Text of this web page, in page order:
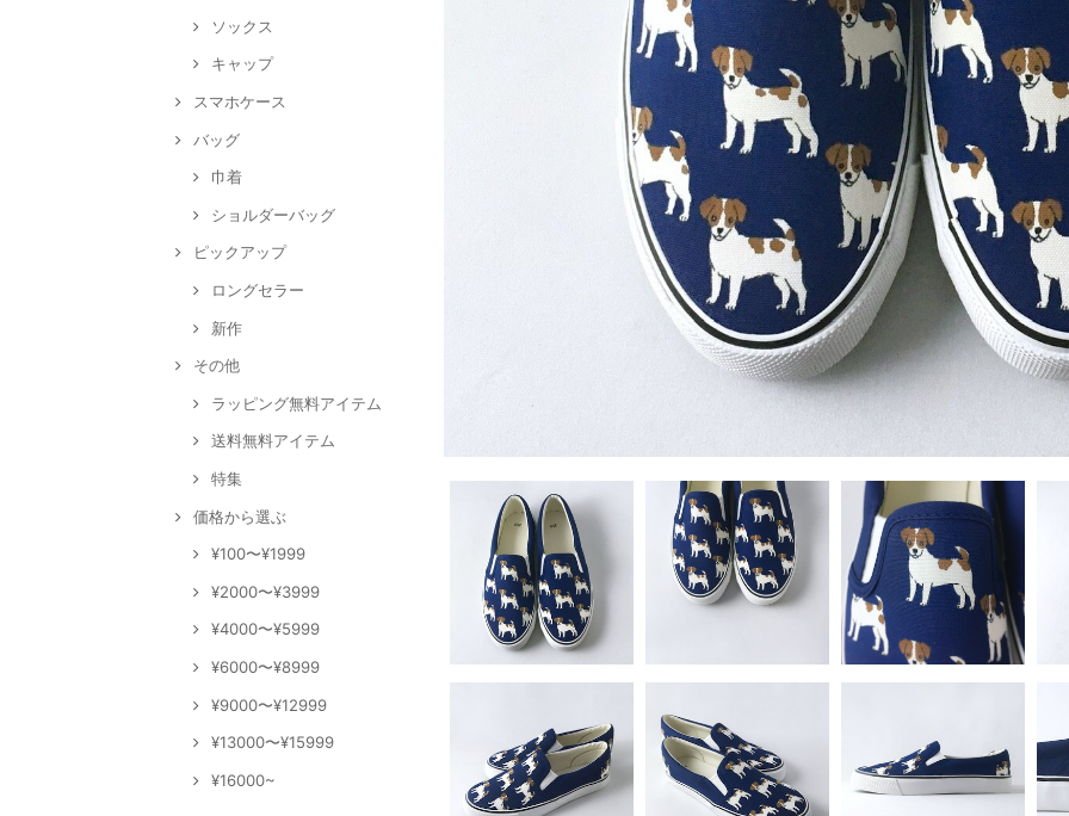
ソックス
キャップ
スマホケース
バッグ
巾着
ショルダーバッグ
ピックアップ
ロングセラー
新作
その他
ラッピング無料アイテム
送料無料アイテム
特集
価格から選ぶ
¥100〜¥1999
¥2000〜¥3999
¥4000〜¥5999
¥6000〜¥8999
¥9000〜¥12999
¥13000〜¥15999
¥16000~